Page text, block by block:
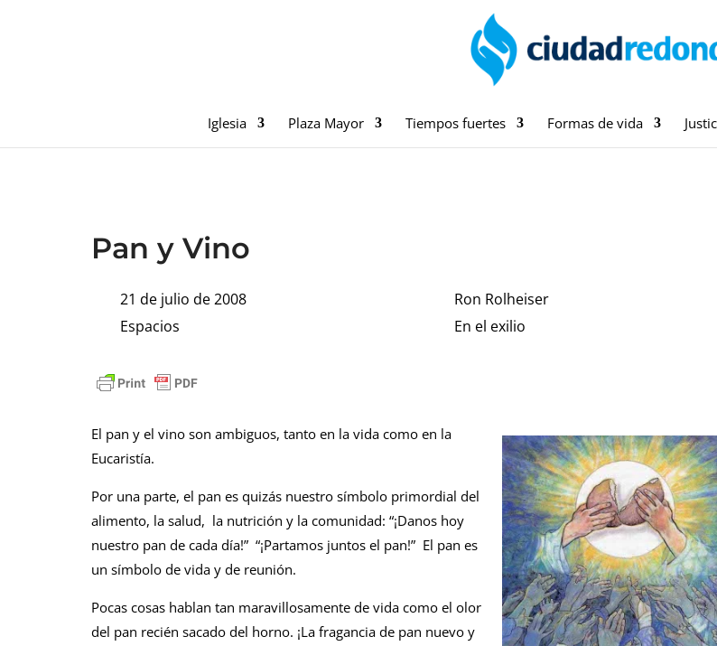
Iglesia Plaza Mayor Tiempos fuertes Formas de vida
Pan y Vino
21 de julio de 2008
Espacios
Ron Rolheiser
En el exilio
El pan y el vino son ambiguos, tanto en la vida como en la
Eucaristía.
Por una parte, el pan es quizás nuestro símbolo primordial del
alimento, la salud, la nutrición y la comunidad: “¡Danos hoy
nuestro pan de cada día!” “¡Partamos juntos el pan!” El pan es
un símbolo de vida y de reunión.
Pocas cosas hablan tan maravillosamente de vida como el olor
del pan recién sacado del horno. ¡La fragancia de pan nuevo y